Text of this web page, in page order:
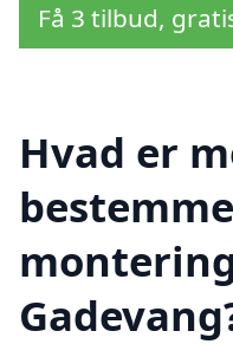
Få 3 tilbud,
Hvad er